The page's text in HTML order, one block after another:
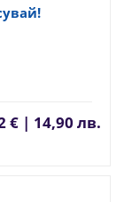
€ | 14,90 лв.